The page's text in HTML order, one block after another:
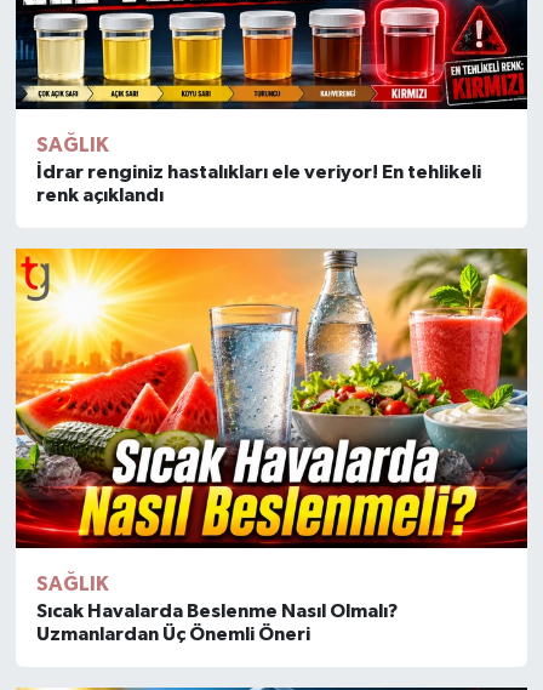
SAĞLIK
İdrar renginiz hastalıkları ele veriyor! En tehlikeli
renk açıklandı
SAĞLIK
Sıcak Havalarda Beslenme Nasıl Olmalı?
Uzmanlardan Üç Önemli Öneri